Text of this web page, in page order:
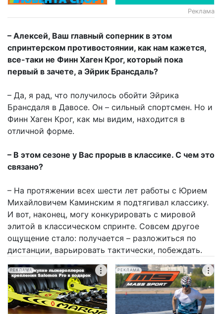
Реклама
– Алексей, Ваш главный соперник в этом
спринтерском противостоянии, как нам кажется,
все-таки не Финн Хаген Крог, который пока
первый в зачете, а Эйрик Брансдаль?
– Да, я рад, что получилось обойти Эйрика
Брансдаля в Давосе. Он – сильный спортсмен. Но и
Финн Хаген Крог, как мы видим, находится в
отличной форме.
– В этом сезоне у Вас прорыв в классике. С чем это
связано?
– На протяжении всех шести лет работы с Юрием
Михайловичем Каминским я подтягивал классику.
И вот, наконец, могу конкурировать с мировой
элитой в классическом спринте. Совсем другое
ощущение стало: получается – разложиться по
дистанции, варьировать тактически, побеждать.
РЕКЛАМА РЕКЛАМА